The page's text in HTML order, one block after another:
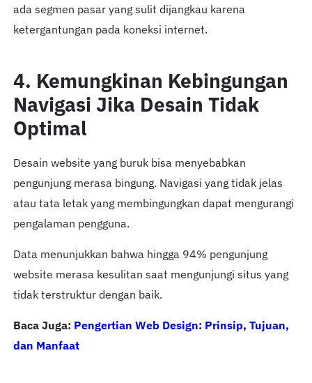
ada segmen pasar yang sulit dijangkau karena
ketergantungan pada koneksi internet.
4. Kemungkinan Kebingungan
Navigasi Jika Desain Tidak
Optimal
Desain website yang buruk bisa menyebabkan
pengunjung merasa bingung. Navigasi yang tidak jelas
atau tata letak yang membingungkan dapat mengurangi
pengalaman pengguna.
Data menunjukkan bahwa hingga 94% pengunjung
website merasa kesulitan saat mengunjungi situs yang
tidak terstruktur dengan baik.
Baca Juga: Pengertian Web Design: Prinsip, Tujuan,
dan Manfaat